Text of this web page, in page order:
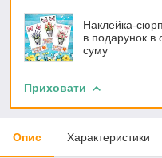
Наклейка-
в подарунок в
суму
Приховати
Опис Характеристики